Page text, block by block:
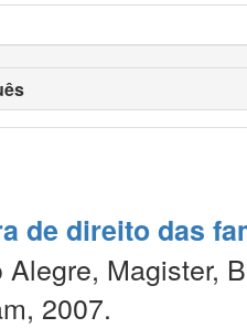
de direito das
Magister,
2007.